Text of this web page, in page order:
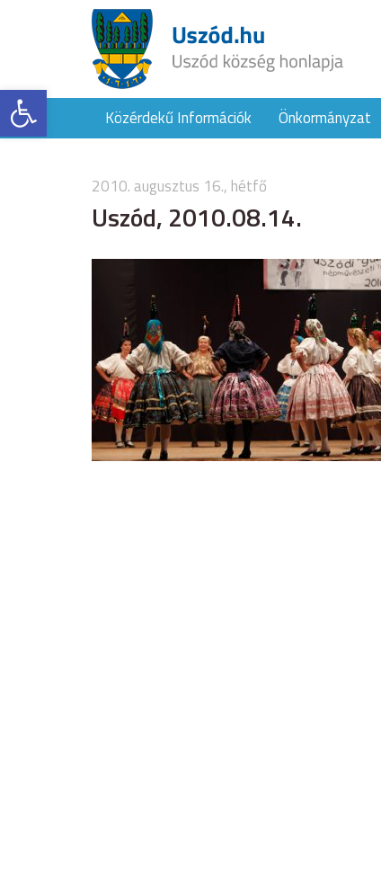
Eszköztár megnyitásaKözérdekű Információk Önkormányzat
2010. augusztus 16., hétfő
Uszód, 2010.08.14.